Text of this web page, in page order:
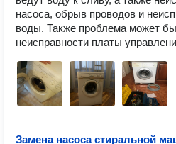
насоса, обрыв проводов и
воды. Также проблема может
неисправности платы
Замена насоса стиральной